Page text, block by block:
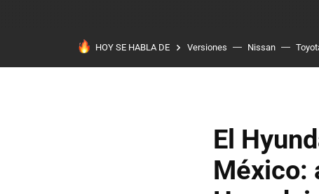
HOY SE HABLA DE Versiones Nissan
El
México: